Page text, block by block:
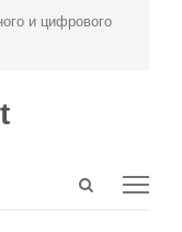
и цифрового
Open